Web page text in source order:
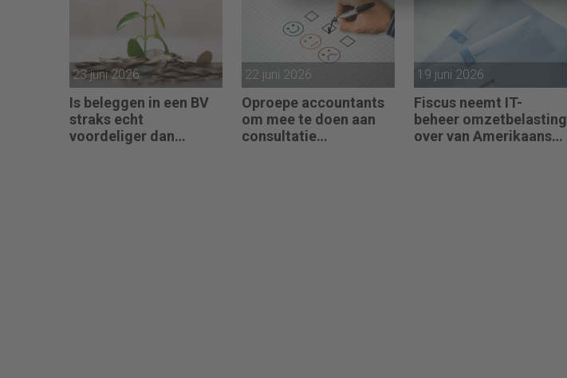
23 juni 2026
Is beleggen in een BV
straks echt
voordeliger dan
22 juni 2026
Oproepe accountants
om mee te doen aan
consultatie
19 juni 2026
Fiscus neemt IT-
beheer omzetbelasting
over van Amerikaans